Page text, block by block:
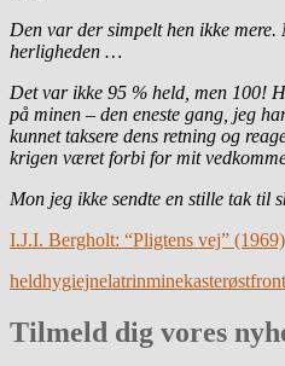
Den var der simpelt hen ikke
herligheden …
Det var ikke 95 % held, men 100!
på minen – den eneste gang, jeg
kunnet taksere dens retning og
krigen været forbi for mit
Mon jeg ikke sendte en stille tak til
I.J.I. Bergholt: “Pligtens vej” (1969)
heldhygiejnelatrinminekaster
Tilmeld dig vores